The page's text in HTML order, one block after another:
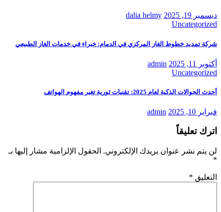
ديسمبر 19, 2025
dalia helmy
Uncategorized
شركة تمديد خطوط الغاز المركزي في الدمام: خبراء في خدمات الغاز الطبيعي
أكتوبر 11, 2025
admin
Uncategorized
أحدث الجوالات الذكية لعام 2025: تقنيات ثورية تغير مفهوم الهواتف
فبراير 10, 2025 admin
اترك تعليقاً
لن يتم نشر عنوان بريدك الإلكتروني. الحقول الإلزامية مشار إليها بـ
*
التعليق *